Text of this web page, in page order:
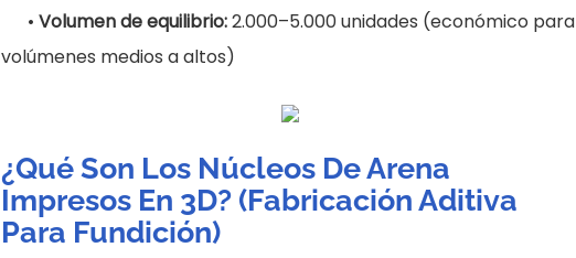
•Volumen de equilibrio:2.000–5.000 unidades (económico para
volúmenes medios a altos)
¿Qué Son Los Núcleos De Arena
Impresos En 3D? (Fabricación Aditiva
Para Fundición)